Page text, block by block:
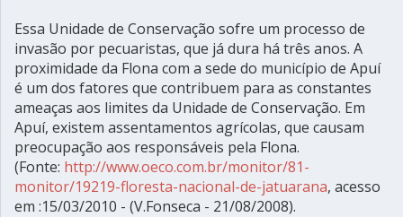
Essa Unidade de Conservação sofre um processo de
invasão por pecuaristas, que já dura há três anos. A
proximidade da Flona com a sede do município de Apuí
é um dos fatores que contribuem para as constantes
ameaças aos limites da Unidade de Conservação. Em
Apuí, existem assentamentos agrícolas, que causam
preocupação aos responsáveis pela Flona.
(Fonte: http://www.oeco.com.br/monitor/81-
monitor/19219-floresta-nacional-de-jatuarana, acesso
em :15/03/2010 - (V.Fonseca - 21/08/2008).